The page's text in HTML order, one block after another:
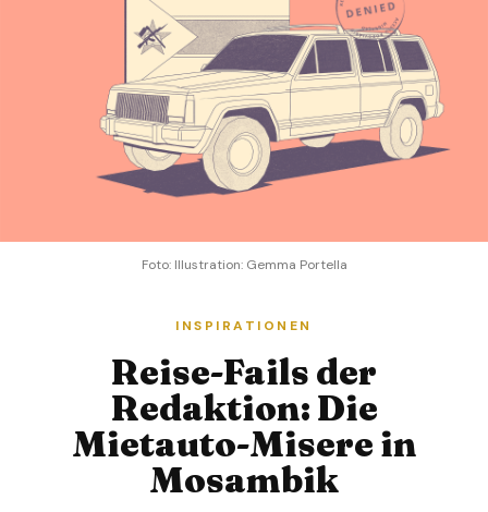
Foto: Illustration: Gemma Portella
INSPIRATIONEN
Reise-Fails der
Redaktion: Die
Mietauto-Misere in
Mosambik